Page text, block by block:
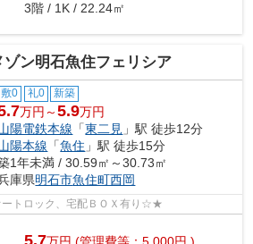
3階 / 1K / 22.24㎡
ゾン明石魚住フェリシア
敷0 礼0 新築
万円～5.9万円
陽電鉄本線 「東二見 」駅 徒歩12分
陽本線 「魚住 」駅 徒歩15分
1年未満 / 30.59㎡～30.73㎡
庫県明石市魚住町西岡
トロック、宅配ＢＯＸ有り☆★
5.7